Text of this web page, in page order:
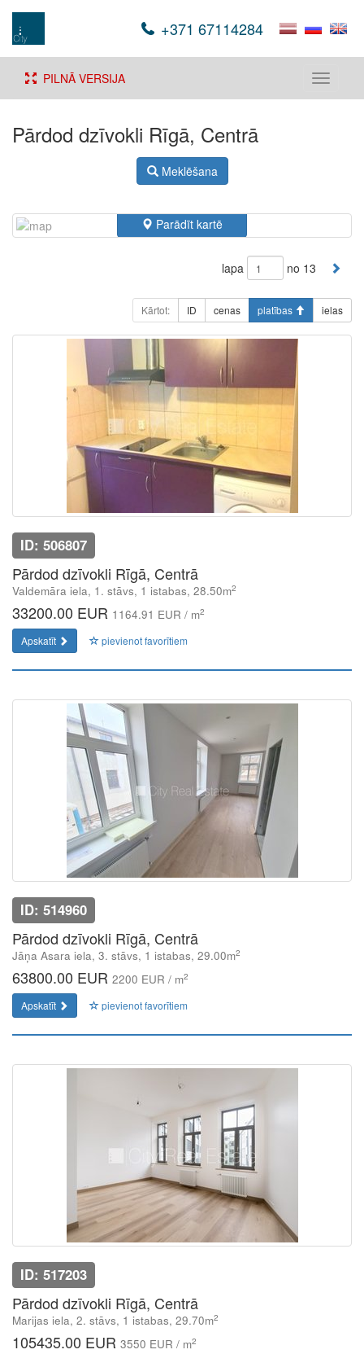
+371 67114284
Toggle
PILNĀ VERSIJA
Pārdod dzīvokli Rīgā, Centrā
Meklēšana
Parādīt kartē
lapa no 13
Kārtot: ID cenas platības ielas
ID: 506807
Pārdod dzīvokli Rīgā, Centrā
Valdemāra iela, 1. stāvs, 1 istabas, 28.50m2
33200.00 EUR 1164.91 EUR / m2
Apskatīt pievienot favorītiem
ID: 514960
Pārdod dzīvokli Rīgā, Centrā
Jāņa Asara iela, 3. stāvs, 1 istabas, 29.00m2
63800.00 EUR 2200 EUR / m2
Apskatīt pievienot favorītiem
ID: 517203
Pārdod dzīvokli Rīgā, Centrā
Marijas iela, 2. stāvs, 1 istabas, 29.70m2
105435.00 EUR 3550 EUR / m2